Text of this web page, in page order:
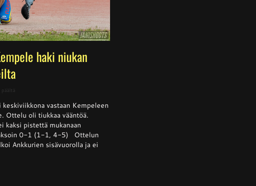
haki niukan
–
Kempele
haki
niukan
voiton
Ankkureilta
vastaan Kempeleen
Ottelu oli tiukkaa vääntöä.
kaksi pistettä mukanaan
0-1 (1-1, 4-5) Ottelun
Ankkurien sisävuorolla ja ei